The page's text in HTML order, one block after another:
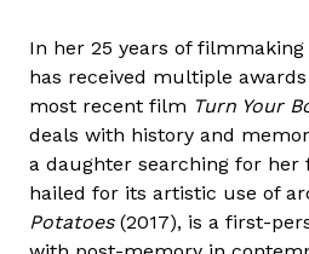
In her 25 years of
has received multiple
most recent film Turn Your
deals with history and
a daughter searching for her
hailed for its artistic use of
Potatoes(2017), is a first-